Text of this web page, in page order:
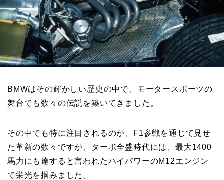
BMWはその輝かしい歴史の中で、モータースポーツの
舞台でも数々の伝説を築いてきました。
その中でも特に注目されるのが、F1参戦を通じて見せ
た革新の数々ですが、ターボ全盛時代には、最大1400
馬力にも達すると言われたハイパワーのM12エンジン
で栄光を掴みました。